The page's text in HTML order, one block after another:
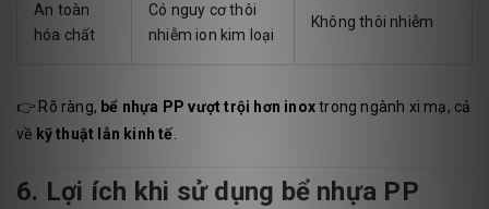
An toàn
hóa chất
Có nguy cơ thôi
nhiễm ion kim loại
Không thôi nhiễm
👉 Rõ ràng, bể nhựa PP vượt trội hơn inoxtrong ngành xi mạ, cả
về kỹ thuật lẫn kinh tế.
6. Lợi ích khi sử dụng bể nhựa PP